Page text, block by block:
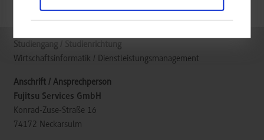
Wirtschaftsinformatik / Dienstleistungsmanagement
Fujitsu Services GmbH
Konrad-Zuse-Straße 16
74172 Neckarsulm